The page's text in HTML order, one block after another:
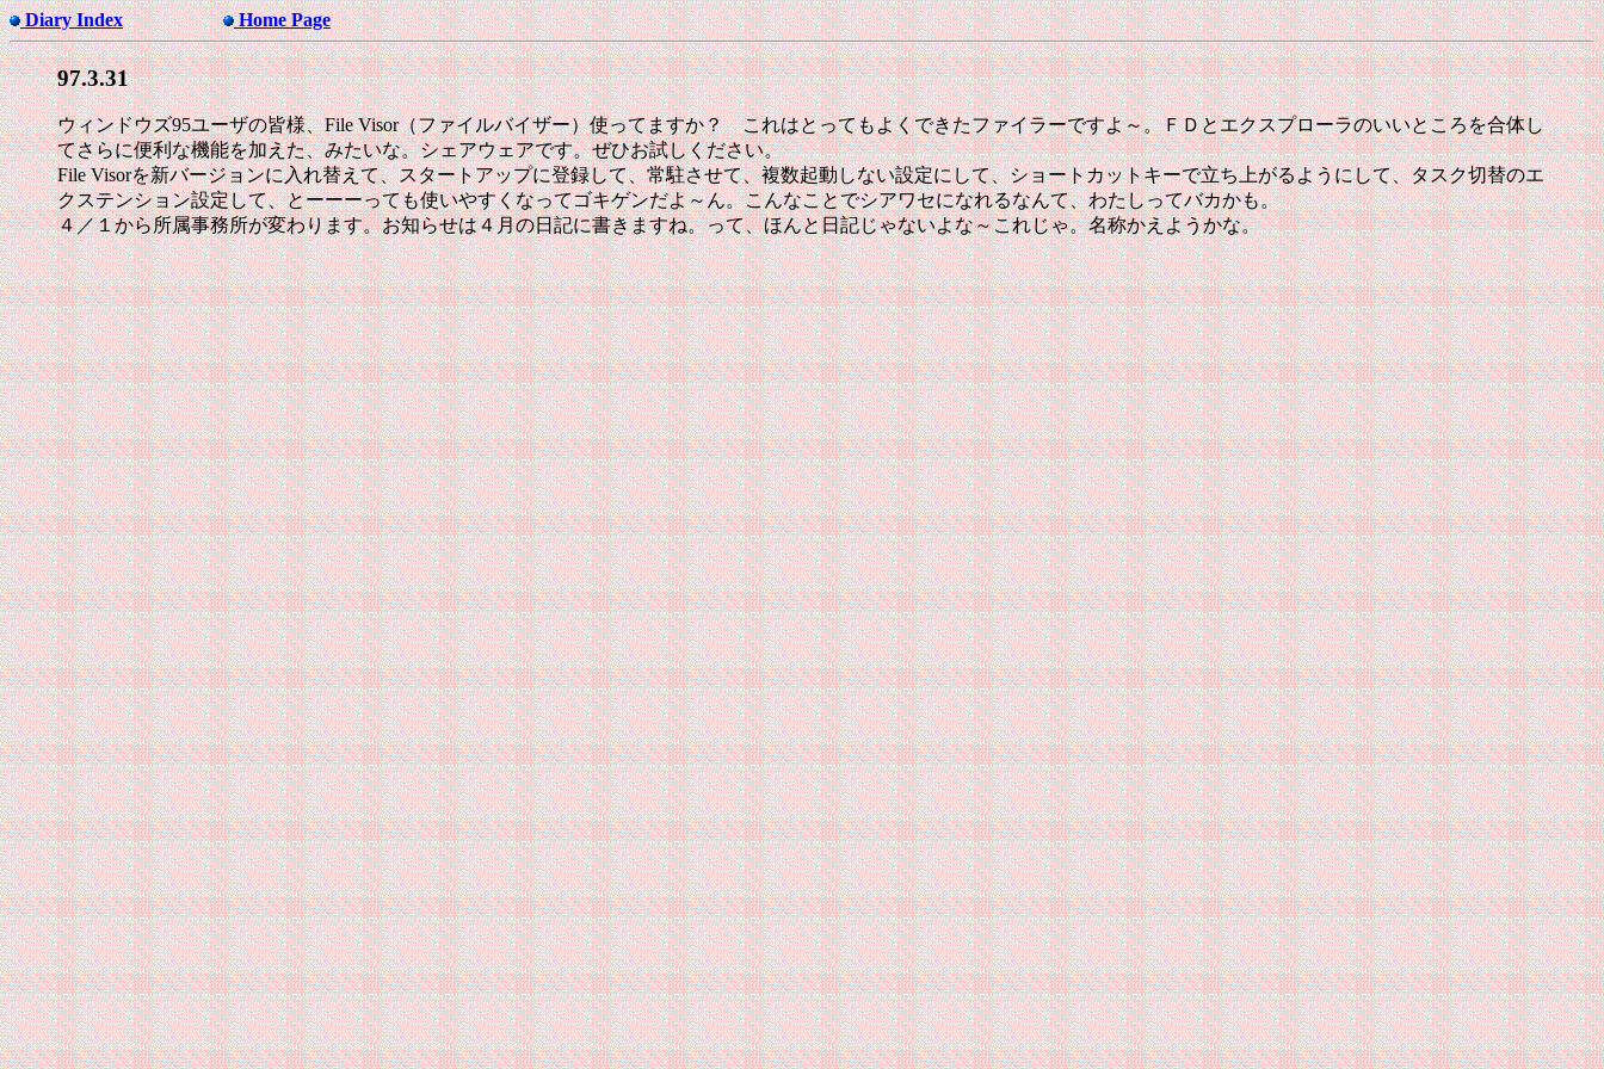
Diary Index Home Page
97.3.31
ウィンドウズ95ユーザの皆様、File Visor（ファイルバイザー）使ってますか？ これはとってもよくできたファイラーですよ～。ＦＤとエクスプローラのいいところを合体し
てさらに便利な機能を加えた、みたいな。シェアウェアです。ぜひお試しください。
File Visorを新バージョンに入れ替えて、スタートアップに登録して、常駐させて、複数起動しない設定にして、ショートカットキーで立ち上がるようにして、タスク切替のエ
クステンション設定して、とーーーっても使いやすくなってゴキゲンだよ～ん。こんなことでシアワセになれるなんて、わたしってバカかも。
４／１から所属事務所が変わります。お知らせは４月の日記に書きますね。って、ほんと日記じゃないよな～これじゃ。名称かえようかな。